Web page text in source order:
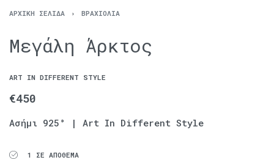
ΑΡΧΙΚΉ ΣΕΛΊΔΑ › ΒΡΑΧΙΌΛΙΑ
Μεγάλη Άρκτος
ART IN DIFFERENT STYLE
€450
Ασήμι 925° | Art In Different Style
1 ΣΕ ΑΠΌΘΕΜΑ